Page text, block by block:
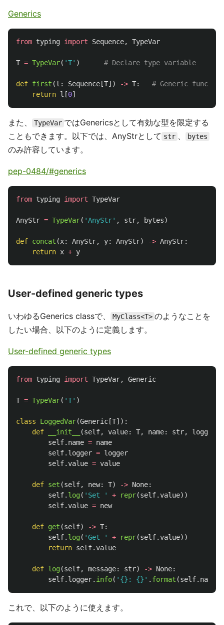
Generics
from typing import Sequence, TypeVar
T = TypeVar( 'T' )
def first (l : Sequence [T]) -> T:
return l [0]
また、 TypeVar ではGenericsとして有効な型を限定する
こともできます。以下では、AnyStrとして str 、 bytes
のみ許容しています。
pep-0484/#generics
from typing import TypeVar
AnyStr = TypeVar( 'AnyStr' , str, bytes)
def concat (x: AnyStr, y: AnyStr) -> AnyStr:
return x + y
User-defined generic types
いわゆるGenerics classで、 MyClass<T> のようなことを
したい場合、以下のように定義します。
User-defined generic types
from typing import TypeVar, Generic
T = TypeVar( 'T' )
class LoggedVar(Generic [T]):
def
__init__ (self, value: T, name: str, logger
self. name = name
self. logger = logger
self.value = value
def set (self, new: T) -> None:
self. log( ' Set ' + repr(self.value))
self.value = new
def get (self) -> T:
self. log( 'Get ' + repr(self.value))
return self.value
def log(self, message: str) -> None:
self. logger. info( ' {}: {} ' . format (self. name
これで、以下のように使えます。